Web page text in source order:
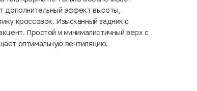
дополнительный эффект высоты,
кроссовок. Изысканный задник с
Простой и минималистичный верх с
оптимальную вентиляцию.